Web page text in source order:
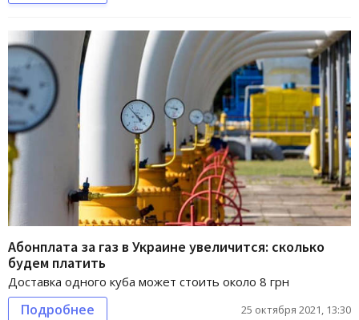
Абонплата за газ в Украине увеличится: сколько
будем платить
Доставка одного куба может стоить около 8 грн
Подробнее 25 октября 2021, 13:30